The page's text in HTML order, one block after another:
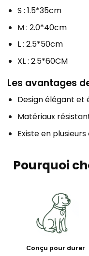
S : 1.5*35cm
M : 2.0*40cm
L : 2.5*50cm
XL : 2.5*60CM
Les avantages
Design élégant et
Matériaux
Existe en
Pourquoi
Conçu pour durer